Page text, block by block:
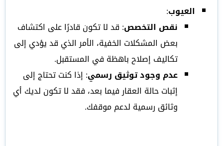
العيوب:
نقص التخصص: قد لا تكون قادرًا على اكتشاف
بعض المشكلات الخفية، الأمر الذي قد يؤدي إلى
تكاليف إصلاح باهظة في المستقبل.
عدم وجود توثيق رسمي: إذا كنت تحتاج إلى
إثبات حالة العقار فيما بعد، فقد لا تكون لديك أي
وثائق رسمية لدعم موقفك.